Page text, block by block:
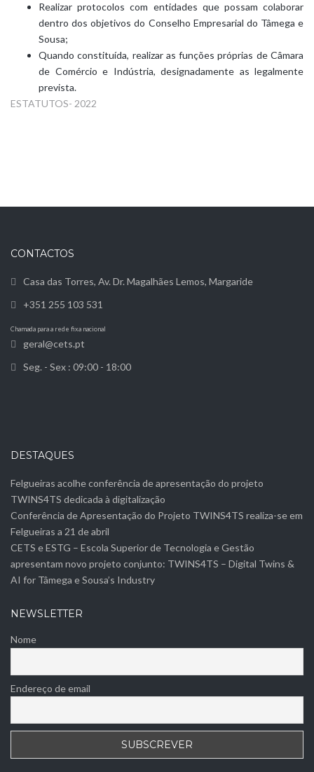
Realizar protocolos com entidades que possam colaborar
dentro dos objetivos do Conselho Empresarial do Tâmega e
Sousa;
Quando constituída, realizar as funções próprias de Câmara
de Comércio e Indústria, designadamente as legalmente
prevista.
ESTATUTOS- 2022
CONTACTOS
Casa das Torres, Av. Dr. Magalhães Lemos, Margaride
+351 255 103 531
Chamada para a rede fixa nacional
geral@cets.pt
Seg. - Sex : 09:00 - 18:00
DESTAQUES
Felgueiras acolhe conferência de apresentação do projeto
TWINS4TS dedicada à digitalização
Conferência de Apresentação do Projeto TWINS4TS realiza-se em
Felgueiras a 21 de abril
CETS e ESTG – Escola Superior de Tecnologia e Gestão
apresentam novo projeto conjunto: TWINS4TS – Digital Twins &
AI for Tâmega e Sousa’s Industry
NEWSLETTER
Nome
Endereço de email